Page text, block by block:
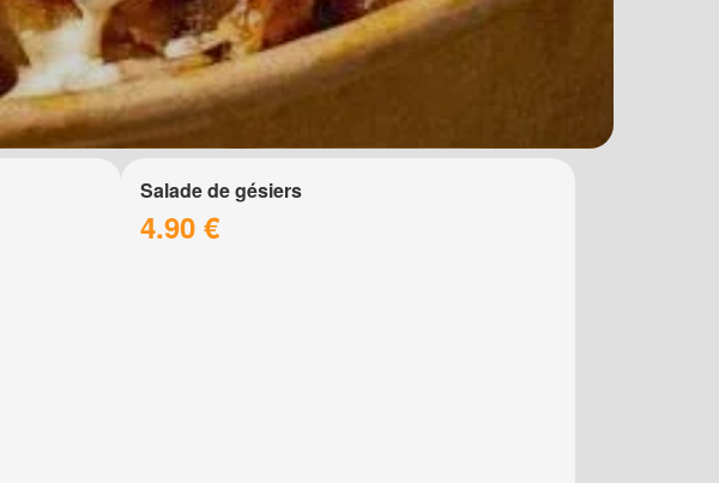
Salade de gésiers
4.90 €